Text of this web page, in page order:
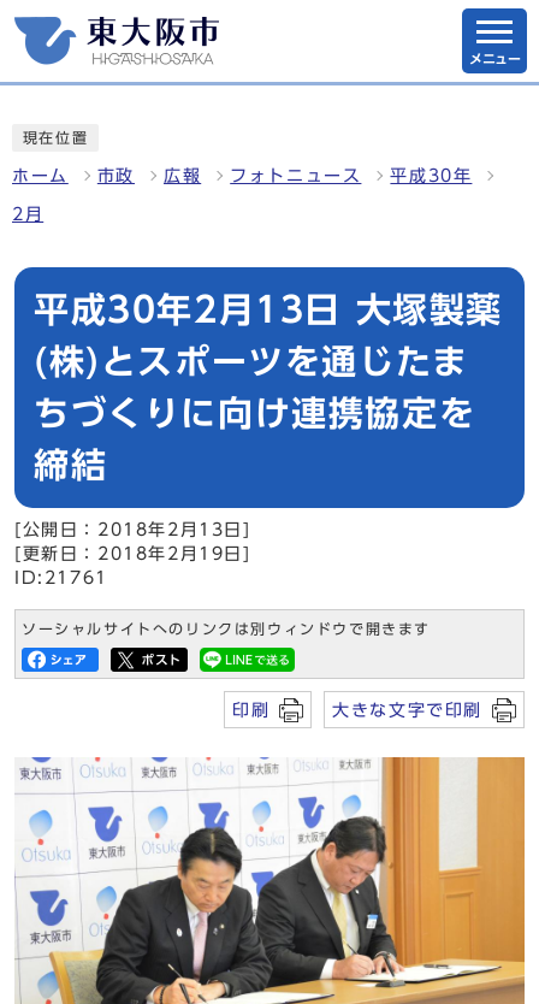
メニュー
現在位置
ホーム 市政 広報 フォトニュース 平成30年
2月
平成30年2月13日 大塚製薬
(株)とスポーツを通じたま
ちづくりに向け連携協定を
締結
[公開日：2018年2月13日]
[更新日：2018年2月19日]
ID:21761
ソーシャルサイトへのリンクは別ウィンドウで開きます
印刷 大きな文字で印刷